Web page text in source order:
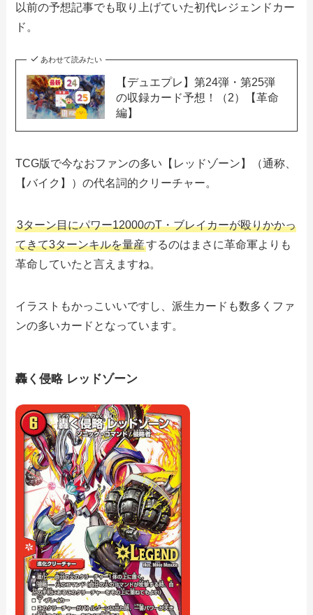
以前の予想記事でも取り上げていた初代レジェンドカー
ド。
あわせて読みたい
【デュエプレ】第24弾・第25弾
の収録カード予想！（2）【革命
編】
TCG版で今なおファンの多い【レッドゾーン】（通称、
【バイク】）の代名詞的クリーチャー。
3ターン目にパワー12000のT・ブレイカーが殴りかかっ
てきて3ターンキルを量産するのはまさに革命軍よりも
革命していたと言えますね。
イラストもかっこいいですし、派生カードも数多くファ
ンの多いカードとなっています。
轟く侵略 レッドゾーン